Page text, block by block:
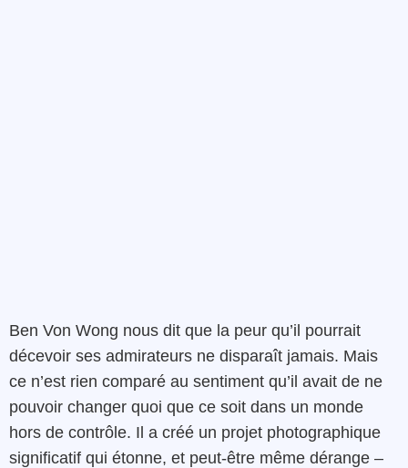
Ben Von Wong nous dit que la peur qu’il pourrait
décevoir ses admirateurs ne disparaît jamais. Mais
ce n’est rien comparé au sentiment qu’il avait de ne
pouvoir changer quoi que ce soit dans un monde
hors de contrôle. Il a créé un projet photographique
significatif qui étonne, et peut-être même dérange –